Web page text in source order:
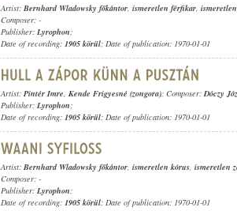
Artist: Bernhard Wladowsky főkántor, ismeretlen férfikar,
Composer: -
Publisher: Lyrophon;
Date of recording: 1905 körül; Date of publication: 1970-01-01
Artist: Pintér Imre, Kende Frigyesné (zongora); Composer:Dóczy
Publisher: Lyrophon;
Date of recording: 1905 körül; Date of publication: 1970-01-01
Artist: Bernhard Wladowsky főkántor, ismeretlen kórus, ismeretlen
Composer: -
Publisher: Lyrophon;
Date of recording: 1905 körül; Date of publication: 1970-01-01